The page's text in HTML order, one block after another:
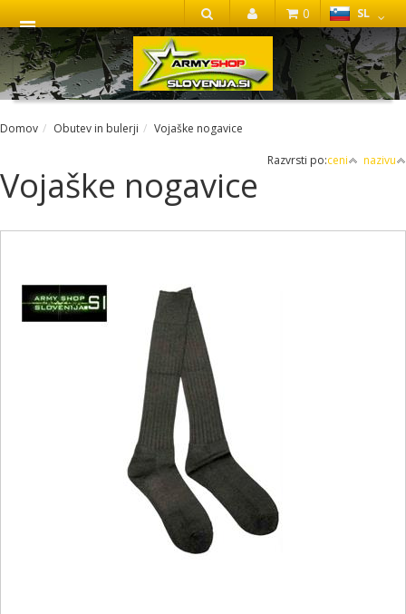
IŠČI
SL
0
Domov Obutev in bulerji Vojaške nogavice
Razvrsti po:ceni nazivu
Vojaške nogavice